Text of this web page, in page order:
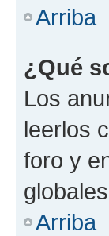
Arriba
¿Qué
Los
leerlos
foro y
Arriba